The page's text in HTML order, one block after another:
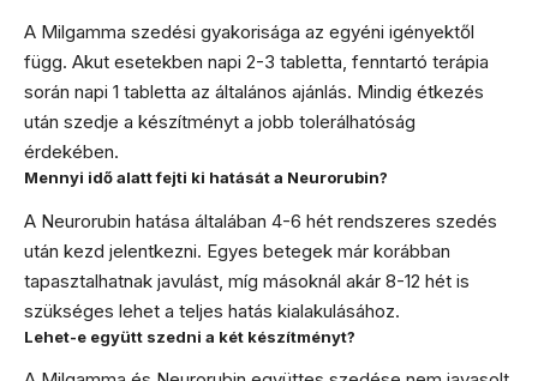
A Milgamma szedési gyakorisága az egyéni igényektől
függ. Akut esetekben napi 2-3 tabletta, fenntartó terápia
során napi 1 tabletta az általános ajánlás. Mindig étkezés
után szedje a készítményt a jobb tolerálhatóság
érdekében.
Mennyi idő alatt fejti ki hatását a Neurorubin?
A Neurorubin hatása általában 4-6 hét rendszeres szedés
után kezd jelentkezni. Egyes betegek már korábban
tapasztalhatnak javulást, míg másoknál akár 8-12 hét is
szükséges lehet a teljes hatás kialakulásához.
Lehet-e együtt szedni a két készítményt?